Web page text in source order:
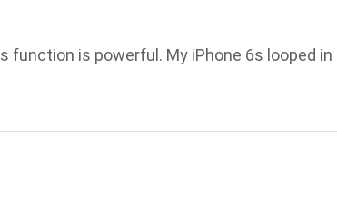
is powerful. My iPhone 6s looped in